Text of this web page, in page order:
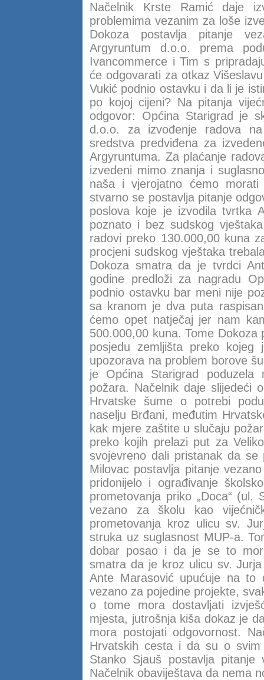
Načelnik Krste Ramić daje
problemima vezanim za loše
Dokoza postavlja pitanje
Argyruntum d.o.o. prema
Ivancommerce i Tim s
će odgovarati za otkaz
Vukić podnio ostavku i da li je
po kojoj cijeni? Na pitanja
odgovor: Općina Starigrad je
d.o.o. za izvođenje radova
sredstva predviđena za
Argyruntuma. Za plaćanje
izvedeni mimo znanja i
naša i vjerojatno ćemo
stvarno se postavlja pitanje
poslova koje je izvodila tvrtka
poznato i bez sudskog
radovi preko 130.000,00 kuna
procjeni sudskog vještaka
Dokoza smatra da je tvrdci
godine predloži za nagradu
podnio ostavku bar meni nije
sa kranom je dva puta
ćemo opet natječaj jer nam
500.000,00 kuna. Tome
posjedu zemljišta preko kojeg
upozorava na problem borove
je Općina Starigrad
požara. Načelnik daje slijedeći
Hrvatske šume o potrebi
naselju Brđani, međutim
kak mjere zaštite u slučaju
preko kojih prelazi put za
svojevreno dali pristanak da se
Milovac postavlja pitanje
pridonijelo i ograđivanje
prometovanja priko „Doca“
vezano za školu kao
prometovanja kroz ulicu sv.
struka uz suglasnost MUP-a.
dobar posao i da je se to
smatra da je kroz ulicu sv.
Ante Marasović upućuje na to
vezano za pojedine projekte,
o tome mora dostavljati
mjesta, jutrošnja kiša dokaz je
mora postojati odgovornost.
Hrvatskih cesta i da su o svim
Stanko Sjauš postavlja pitanje
Načelnik obaviještava da nema